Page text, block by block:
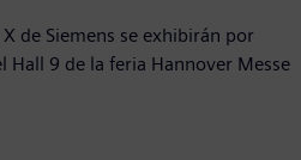
de Siemens se exhibirán por
Hall 9 de la feria Hannover Messe